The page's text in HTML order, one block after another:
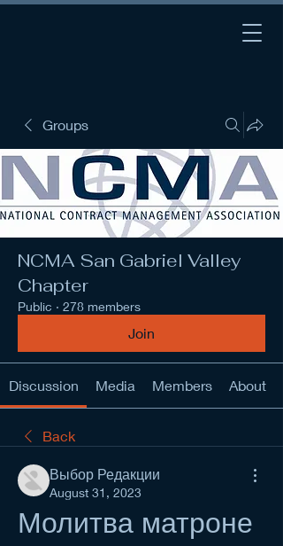
Groups
NCMA San Gabriel Valley
Chapter
Public · 278 members
Join
Discussion Media Members About
Back
Выбор Редакции
August 31, 2023
Молитва матроне